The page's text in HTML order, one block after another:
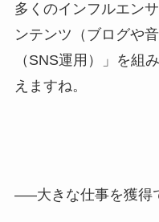
多くのインフルエン
ンテンツ（ブログや
（SNS運用）」を組
えますね。
—–大きな仕事を獲得